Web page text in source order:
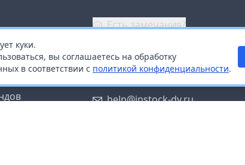
куки.
вы соглашаетесь на обработку
в соответствии с политикой конфиденциальности.
Есть замечания?
Заказать звонок
help@instock-dv.ru